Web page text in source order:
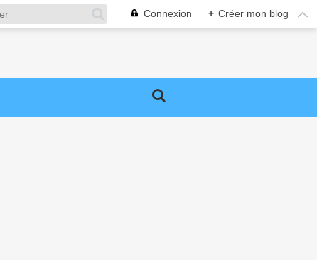
Connexion + Créer mon blog